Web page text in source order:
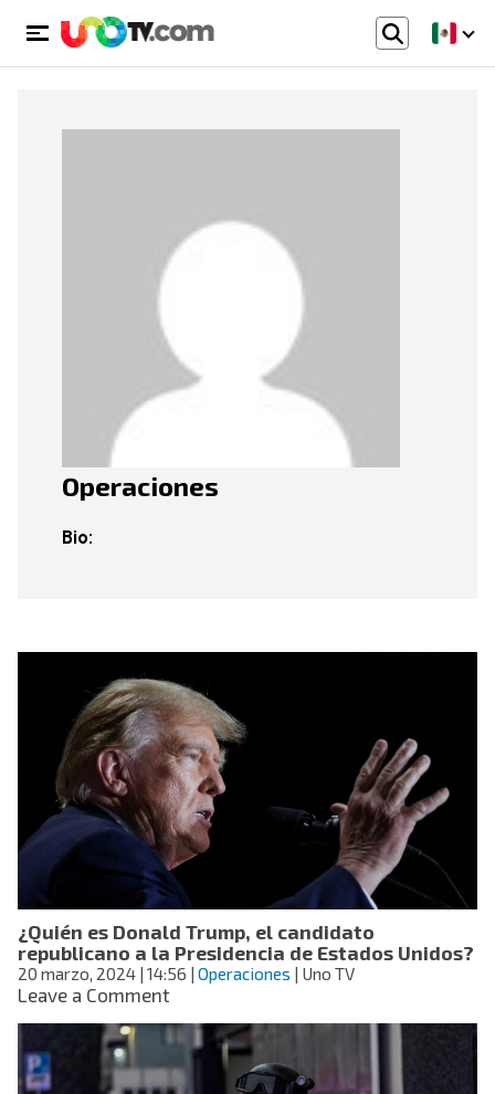
Operaciones
Bio:
¿Quién es Donald Trump, el candidato
republicano a la Presidencia de Estados Unidos?
20 marzo, 2024 | 14:56 Operaciones | Uno TV
Leave a Commenton
es
Donald
Trump,